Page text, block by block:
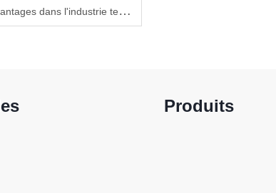
dans l'industrie textile
Produits